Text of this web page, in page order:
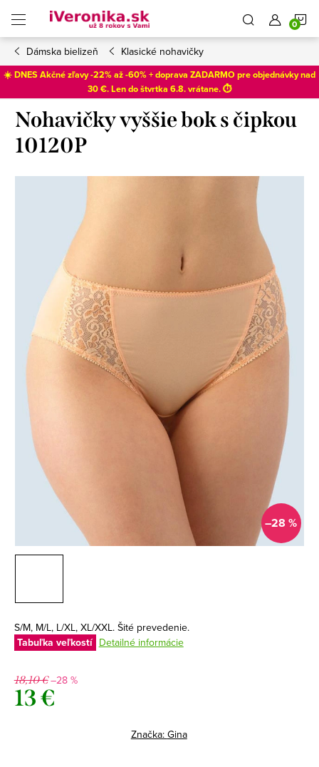
obsah
Dámska bielizeň Klasické nohavičky
☀️ DNES Akčné zľavy -22% až -60% + doprava ZADARMO pre objednávky nad
30 €. Len doštvrtka 6.8. vrátane. ⏱️
Nohavičky vyššie bok s čipkou
10120P
–28 %
S/M, M/L, L/XL, XL/XXL. Šité prevedenie.
Tabuľka veľkostí Detailné informácie
18,10 €–28 %
13 €
Značka: Gina